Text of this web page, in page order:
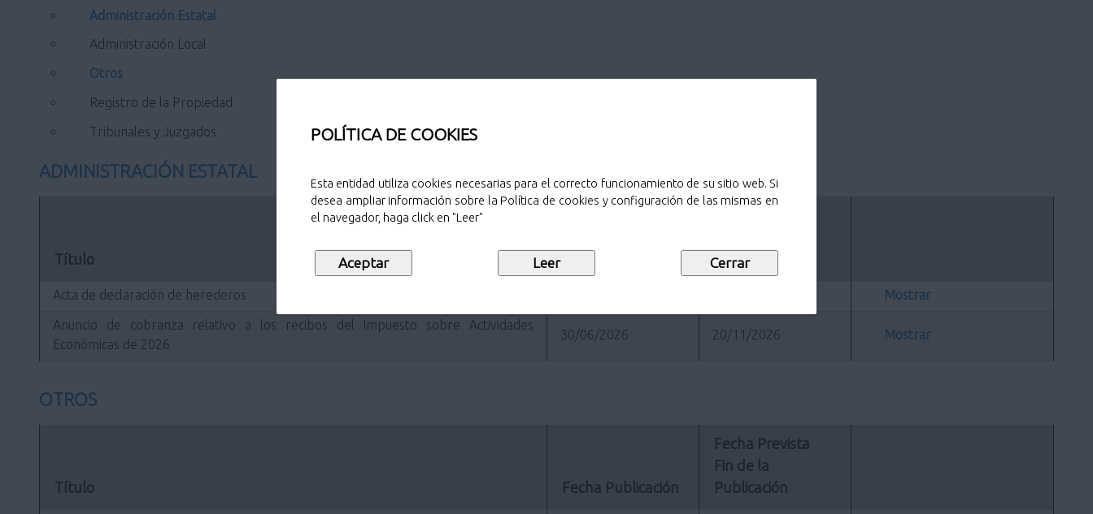
POLÍTICA DE COOKIES
Esta entidad utiliza cookies necesarias para el correcto funcionamiento de su sitio web. Si
desea ampliar información sobre la Política de cookies y configuración de las mismas en
el navegador, haga click en "Leer"
Administración Estatal
Administración Local
Otros
Registro de la Propiedad
Tribunales y Juzgados
ADMINISTRACIÓN ESTATAL
Título
Publicación
Acta de declaración de herederos Mostrar
Anuncio de cobranza relativo a los recibos del Impuesto sobre Actividades
Económicas de 2026
30/06/2026 20/11/2026 Mostrar
OTROS
Título Fecha Publicación
Fecha Prevista
Fin de la
Publicación